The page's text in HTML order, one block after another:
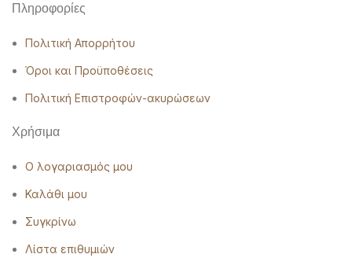
Πληροφορίες
Πολιτική Απορρήτου
Όροι και Προϋποθέσεις
Πολιτική Επιστροφών-ακυρώσεων
Χρήσιμα
Ο λογαριασμός μου
Καλάθι μου
Συγκρίνω
Λίστα επιθυμιών